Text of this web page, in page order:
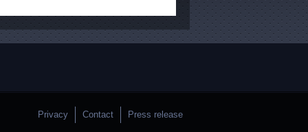
Privacy Contact Press release